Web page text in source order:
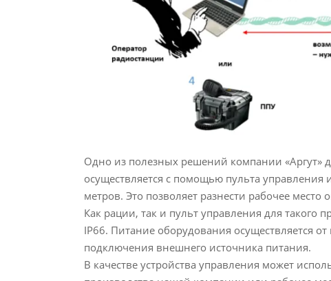
Одно из полезных решений компании «Аргут»
осуществляется с помощью пульта
метров. Это позволяет разнести рабочее
Как рации, так и пульт управления для
IP66. Питание оборудования осуществляется
подключения внешнего источника питания.
В качестве устройства управления может